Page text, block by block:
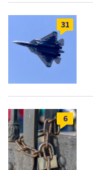
31
6